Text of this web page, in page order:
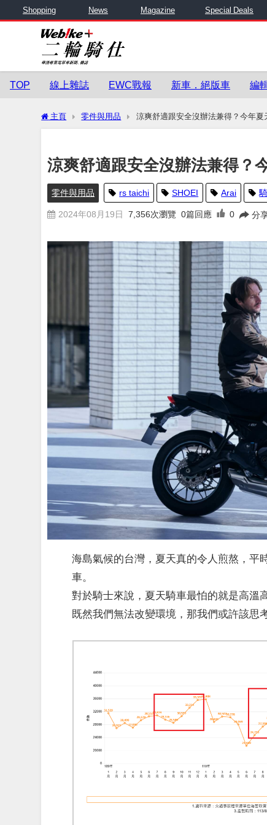
Shopping News Magazine Special Deals
TOP 線上雜誌 EWC戰報 新車．絕版車 編
主頁 零件與用品 涼爽舒適跟安全沒辦法兼得？今年夏
涼爽舒適跟安全沒辦法兼得？
零件與用品 rs taichi SHOEI Arai
2024年08月19日 7,356次瀏覽 0篇回應 0 分
海島氣候的台灣，夏天真的令人煎熬，平
車。
對於騎士來說，夏天騎車最怕的就是高溫
既然我們無法改變環境，那我們或許該思